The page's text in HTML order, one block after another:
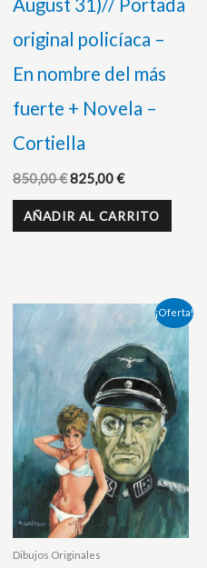
August 31)// Portada
original policíaca –
En nombre del más
fuerte + Novela –
Cortiella
850,00€825,00€
AÑADIR AL CARRITO
¡Oferta!
Dibujos Originales
El
precio
original
era:
650,00 €.
precio
actual
es:
598,00 €.